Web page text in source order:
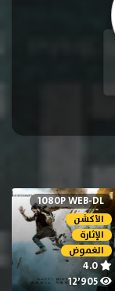
1080P WEB-DL
الأكشن
الإثارة
الغموض
4.0
12٬905